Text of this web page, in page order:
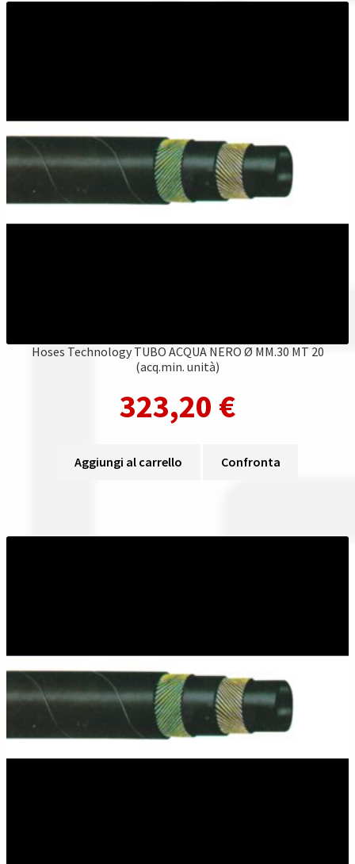
Hoses Technology TUBO ACQUA NERO Ø MM.30 MT 20
(acq.min. unità)
323,20 €
Aggiungi al carrello Confronta